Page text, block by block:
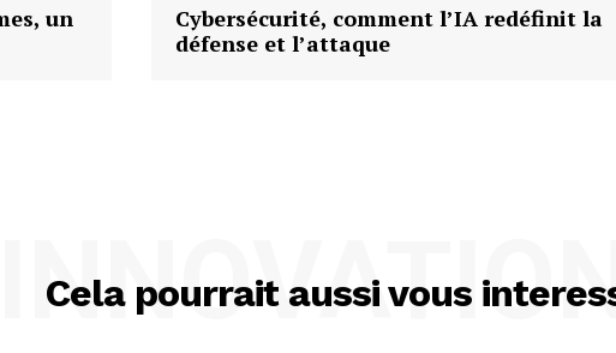
un
Cybersécurité, comment l’IA redéfinit la
défense et l’attaque
Cela pourrait aussi vous